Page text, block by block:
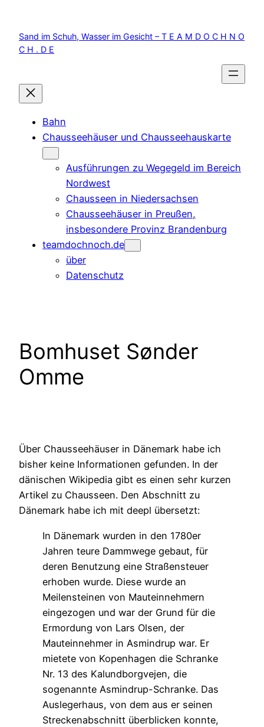
springen
Sand im Schuh, Wasser im Gesicht – T E A M D O C H N O
C H . D E
Bahn
Chausseehäuser und Chausseehauskarte
Ausführungen zu Wegegeld im Bereich
Nordwest
Chausseen in Niedersachsen
Chausseehäuser in Preußen,
insbesondere Provinz Brandenburg
teamdochnoch.de
über
Datenschutz
Bomhuset Sønder
Omme
Über Chausseehäuser in Dänemark habe ich
bisher keine Informationen gefunden. In der
dänischen Wikipedia gibt es einen sehr kurzen
Artikel zu Chausseen. Den Abschnitt zu
Dänemark habe ich mit deepl übersetzt:
In Dänemark wurden in den 1780er
Jahren teure Dammwege gebaut, für
deren Benutzung eine Straßensteuer
erhoben wurde. Diese wurde an
Meilensteinen von Mauteinnehmern
eingezogen und war der Grund für die
Ermordung von Lars Olsen, der
Mauteinnehmer in Asmindrup war. Er
mietete von Kopenhagen die Schranke
Nr. 13 des Kalundborgvejen, die
sogenannte Asmindrup-Schranke. Das
Auslegerhaus, von dem aus er seinen
Streckenabschnitt überblicken konnte,